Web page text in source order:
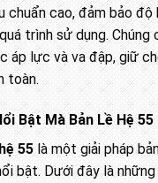
chuẩn cao, đảm bảo độ
trình sử dụng. Chúng
áp lực và va đập, giữ
toàn.
Bật Mà Bản Lề Hệ
55 là một giải pháp
bật. Dưới đây là